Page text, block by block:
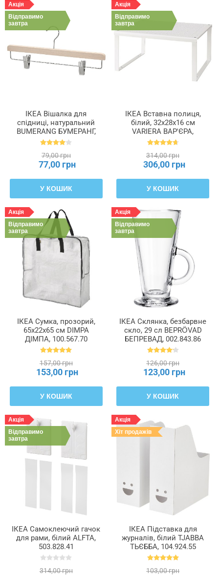
Акція
Відправимо
завтра
ІКЕА Вішалка для
спідниці, натуральний
BUMERANG БУМЕРАНГ,
404.324.79
79,00 грн
77,00 грн
У КОШИК
Акція
Відправимо
завтра
ІКЕА Вставна полиця,
білий, 32x28x16 см
VARIERA ВАР'ЄРА,
601.366.23
314,00 грн
306,00 грн
У КОШИК
Акція
Відправимо
завтра
ІКЕА Сумка, прозорий,
65x22x65 см DIMPA
ДІМПА, 100.567.70
157,00 грн
153,00 грн
У КОШИК
Акція
Відправимо
завтра
ІКЕА Склянка, безбарвне
скло, 29 сл BEPRÖVAD
БЕПРЕВАД, 002.843.86
126,00 грн
123,00 грн
У КОШИК
Акція
Відправимо
завтра
ІКЕА Самоклеючий гачок
для рами, білий ALFTA,
503.828.41
314,00 грн
Акція
Хіт продажів
ІКЕА Підставка для
журналів, білий TJABBA
ТЬЄББА, 104.924.55
103,00 грн